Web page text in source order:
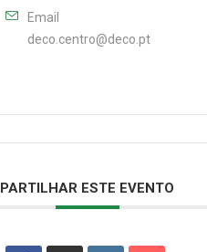
Email
deco.centro@deco.pt
PARTILHAR ESTE EVENTO